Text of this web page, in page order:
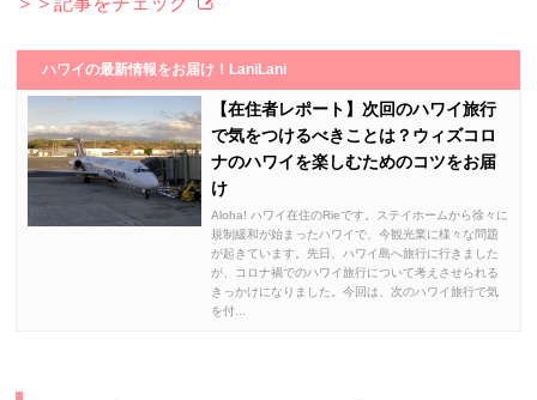
ハワイの最新情報をお届け！LaniLani
【在住者レポート】次回のハワイ旅行
で気をつけるべきことは？ウィズコロ
ナのハワイを楽しむためのコツをお届
け
Aloha! ハワイ在住のRieです。ステイホームから徐々に
規制緩和が始まったハワイで、今観光業に様々な問題
が起きています。先日、ハワイ島へ旅行に行きました
が、コロナ禍でのハワイ旅行について考えさせられる
きっかけになりました。今回は、次のハワイ旅行で気
を付...